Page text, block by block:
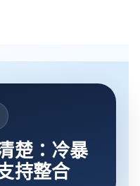
楚：冷暴
持整合